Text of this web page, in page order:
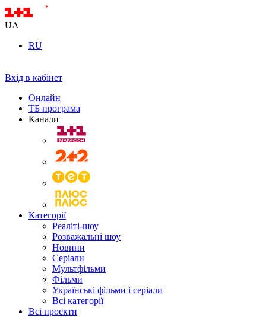
UA
RU
Вхід в кабінет
Онлайн
ТБ програма
Канали
Категорії
Реаліті-шоу
Розважальні шоу
Новини
Серіали
Мультфільми
Фільми
Українські фільми і серіали
Всі категорії
Всі проєкти